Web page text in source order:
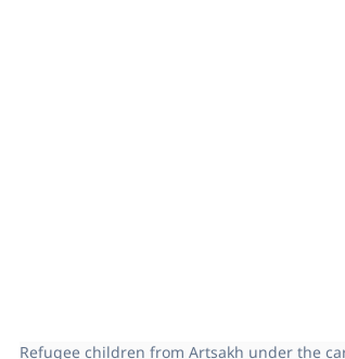
Refugee children from Artsakh under the